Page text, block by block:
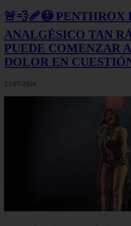
🚨💨🩹😳 PENTHROX
ANALGÉSICO TAN
PUEDE COMENZAR
DOLOR EN
23/07/2026